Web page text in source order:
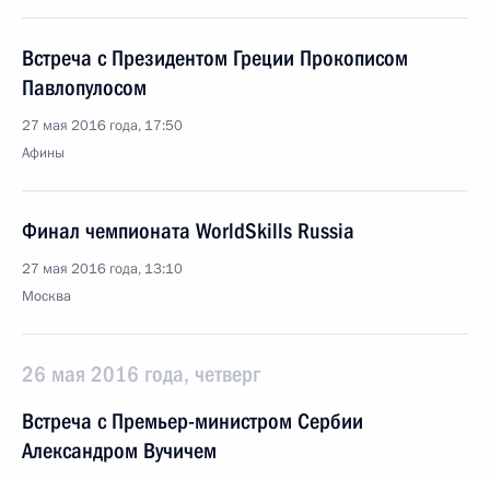
Встреча с Президентом Греции Прокописом
Павлопулосом
27 мая 2016 года, 17:50
Афины
Финал чемпионата WorldSkills Russia
27 мая 2016 года, 13:10
Москва
26 мая 2016 года, четверг
Встреча с Премьер-министром Сербии
Александром Вучичем